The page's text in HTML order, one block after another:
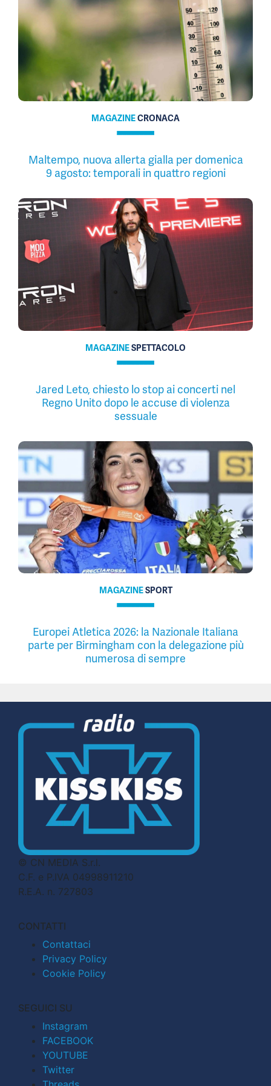
MAGAZINECRONACA
Maltempo, nuova allerta gialla per domenica
9 agosto: temporali in quattro regioni
MAGAZINESPETTACOLO
Jared Leto, chiesto lo stop ai concerti nel
Regno Unito dopo le accuse di violenza
sessuale
MAGAZINESPORT
Europei Atletica 2026: la Nazionale Italiana
parte per Birmingham con la delegazione più
numerosa di sempre
© CN MEDIA S.r.l.
C.F. e P.IVA 04998911210
R.E.A. n. 727803
CONTATTI
Contattaci
Privacy Policy
Cookie Policy
SEGUICI SU
Instagram
FACEBOOK
YOUTUBE
Twitter